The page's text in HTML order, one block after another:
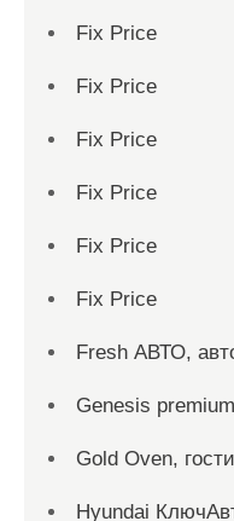
Fix Price
Fix Price
Fix Price
Fix Price
Fix Price
Fix Price
Fresh АВТО,
Genesis
Gold Oven,
Hyundai